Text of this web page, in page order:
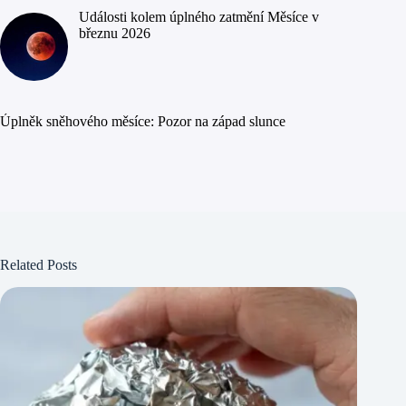
Události kolem úplného zatmění Měsíce v
březnu 2026
Úplněk sněhového měsíce: Pozor na západ slunce
Related Posts